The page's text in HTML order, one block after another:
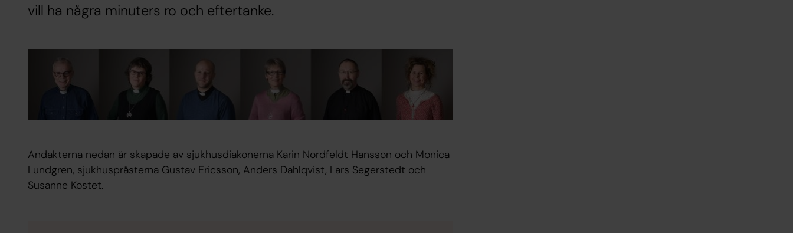
vill ha några minuters ro och eftertanke.
Andakterna nedan är skapade av sjukhusdiakonerna Karin Nordfeldt Hansson och Monica
Lundgren, sjukhusprästerna Gustav Ericsson, Anders Dahlqvist, Lars Segerstedt och
Susanne Kostet.